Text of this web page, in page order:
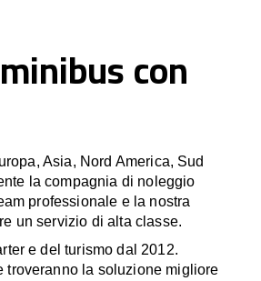
con
Asia, Nord America, Sud
la compagnia di noleggio
professionale e la nostra
un servizio di alta classe.
e del turismo dal 2012.
troveranno la soluzione migliore